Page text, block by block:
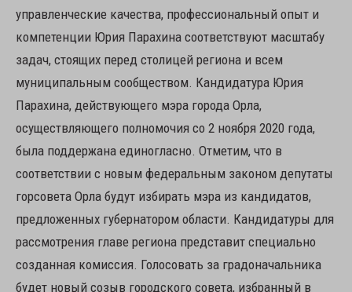
управленческие качества, профессиональный опыт и
компетенции Юрия Парахина соответствуют масштабу
задач, стоящих перед столицей региона и всем
муниципальным сообществом. Кандидатура Юрия
Парахина, действующего мэра города Орла,
осуществляющего полномочия со 2 ноября 2020 года,
была поддержана единогласно. Отметим, что в
соответствии с новым федеральным законом депутаты
горсовета Орла будут избирать мэра из кандидатов,
предложенных губернатором области. Кандидатуры для
рассмотрения главе региона представит специально
созданная комиссия. Голосовать за градоначальника
будет новый созыв городского совета, избранный в